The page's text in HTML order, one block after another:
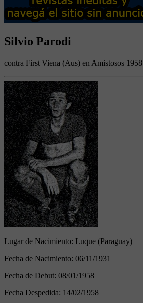
Silvio Parodi
contra First Viena (Aus) en Amistosos 1958
Lugar de Nacimiento: Luque (Paraguay)
Fecha de Nacimiento: 06/11/1931
Fecha de Debut: 08/01/1958
Fecha Despedida: 14/02/1958